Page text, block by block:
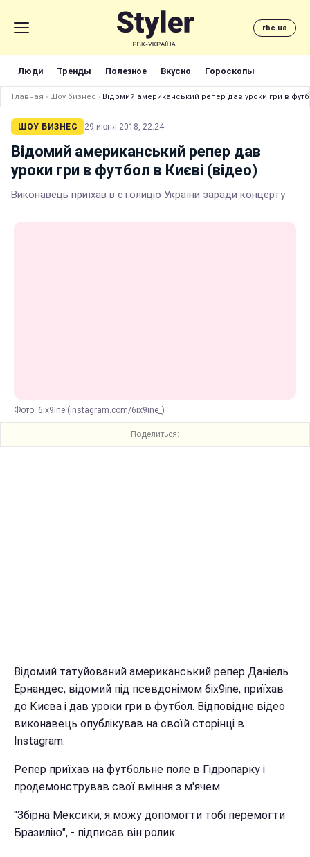
rbc.ua
Люди Тренды Полезное Вкусно Гороскопы
Главная › Шоу бизнес › Відомий американський репер дав уроки гри в
ШОУ БИЗНЕС 29 июня 2018, 22:24
Відомий американський репер дав
уроки гри в футбол в Києві (відео)
Виконавець приїхав в столицю України заради концерту
Фото: 6ix9ine (instagram.com/6ix9ine_)
Поделиться:
Відомий татуйований американський репер Даніель
Ернандес, відомий під псевдонімом 6ix9ine, приїхав
до Києва і дав уроки гри в футбол. Відповідне відео
виконавець опублікував на своїй сторінці в
Instagram.
Репер приїхав на футбольне поле в Гідропарку і
продемонстрував свої вміння з м'ячем.
"Збірна Мексики, я можу допомогти тобі перемогти
Бразилію", - підписав він ролик.